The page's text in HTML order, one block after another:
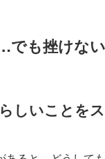
でも挫けな
しいことを